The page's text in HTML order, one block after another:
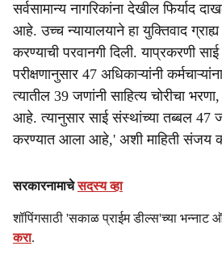
सर्वसामान्य नागरिकांना देखील फिर्याद
आहे. उच्च न्यायालयाने हा युक्तिवाद
करण्याची परवानगी दिली. याप्रकरणी
परीक्षणानुसार 47 अधिकाऱ्यांनी
त्यातील 39 जणांनी साहित्य चोरीचा
आहे. त्यानुसार साई संस्थांच्या तब्बल 47
करण्यात आला आहे,' अशी माहिती संजय
सरकारनामाचेसदस्य व्हा
शॉपिंगसाठी 'सकाळ प्राईम डील्स'च्या भन्नाट
करा.